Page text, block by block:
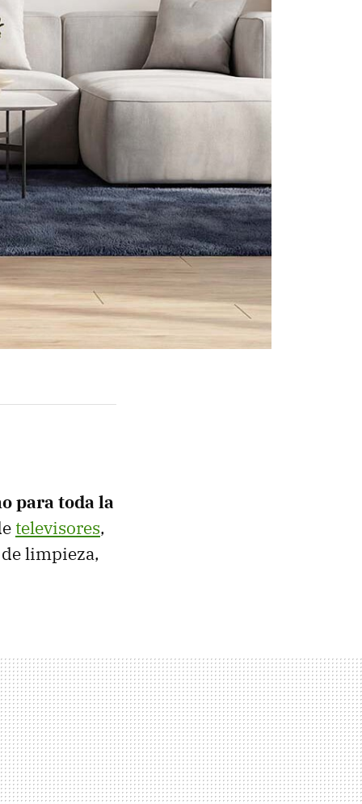
para toda la
televisores,
limpieza,